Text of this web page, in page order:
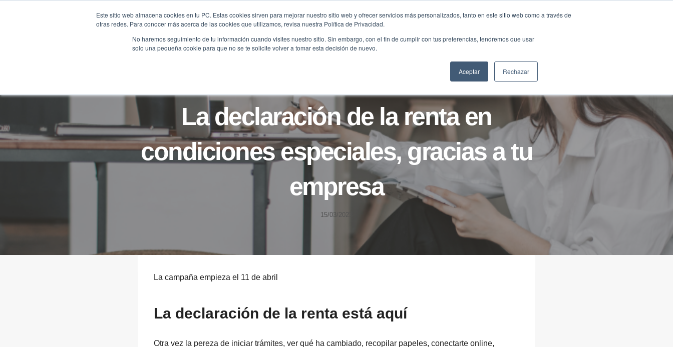
Este sitio web almacena cookies en tu PC. Estas cookies sirven para mejorar nuestro sitio web y ofrecer servicios más personalizados, tanto en este sitio web como a través de
otras redes. Para conocer más acerca de las cookies que utilizamos, revisa nuestra Política de Privacidad.
No haremos seguimiento de tu información cuando visites nuestro sitio. Sin embargo, con el fin de cumplir con tus preferencias, tendremos que usar
solo una pequeña cookie para que no se te solicite volver a tomar esta decisión de nuevo.
Aceptar Rechazar
HOME B2B FILANTROPÍA LONGEVIDAD
La declaración de la renta en
condiciones especiales, gracias a tu
empresa
15/03/2023
La campaña empieza el 11 de abril
La declaración de la renta está aquí
Otra vez la pereza de iniciar trámites, ver qué ha cambiado, recopilar papeles, conectarte online,